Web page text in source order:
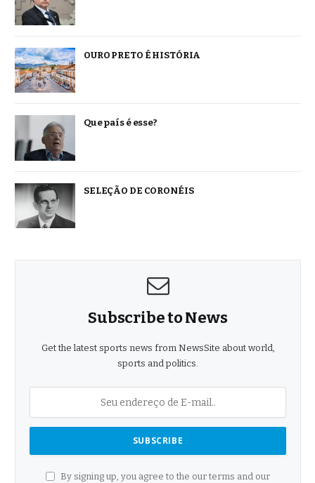
OURO PRETO É HISTÓRIA
Que país é esse?
SELEÇÃO DE CORONÉIS
Subscribe to News
Get the latest sports news from NewsSite about world,
sports and politics.
By signing up, you agree to the our terms and our